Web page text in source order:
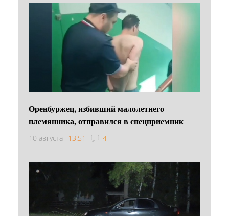
Оренбуржец, избивший малолетнего
племянника, отправился в спецприемник
10 августа 13:51 4